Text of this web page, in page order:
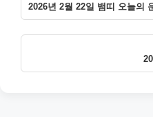
2026년 2월 22일 뱀띠 오늘의